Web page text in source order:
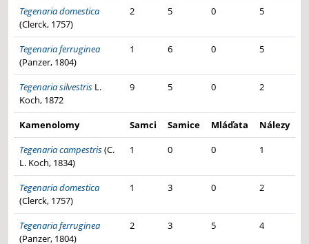
Tegenaria domestica
(Clerck, 1757)
2 5 0 5
Tegenaria ferruginea
(Panzer, 1804)
1 6 0 5
Tegenaria silvestris L.
Koch, 1872
9 5 0 2
Kamenolomy Samci Samice Mláďata
Nálezy
Tegenaria campestris(C.
L. Koch, 1834)
1 0 0 1
Tegenaria domestica
(Clerck, 1757)
1 3 0 2
Tegenaria ferruginea
(Panzer, 1804)
2 3 5 4